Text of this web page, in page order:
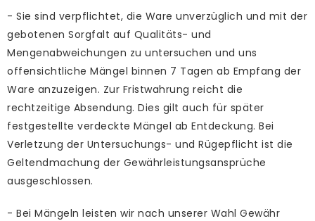
- Sie sind verpflichtet, die Ware unverzüglich und mit der
gebotenen Sorgfalt auf Qualitäts- und
Mengenabweichungen zu untersuchen und uns
offensichtliche Mängel binnen 7 Tagen ab Empfang der
Ware anzuzeigen. Zur Fristwahrung reicht die
rechtzeitige Absendung. Dies gilt auch für später
festgestellte verdeckte Mängel ab Entdeckung. Bei
Verletzung der Untersuchungs- und Rügepflicht ist die
Geltendmachung der Gewährleistungsansprüche
ausgeschlossen.
- Bei Mängeln leisten wir nach unserer Wahl Gewähr